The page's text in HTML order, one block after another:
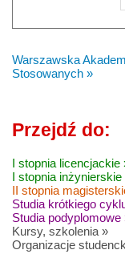
Warszawska
Stosowanych »
Przejdź do:
I stopnia licencjackie
I stopnia inżynierskie
II stopnia
Studia krótkiego
Studia podyplomowe
Kursy, szkolenia »
Organizacje